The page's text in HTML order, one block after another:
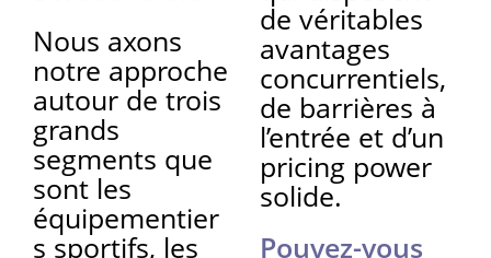
Nous axons
notre approche
autour de trois
grands
segments que
sont les
équipementier
s sportifs, les
de véritables
avantages
concurrentiels,
de barrières à
l’entrée et d’un
pricing power
solide.
Pouvez-vous